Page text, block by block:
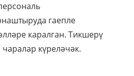
гаепле
каралган. Тикшерү
күреләчәк.